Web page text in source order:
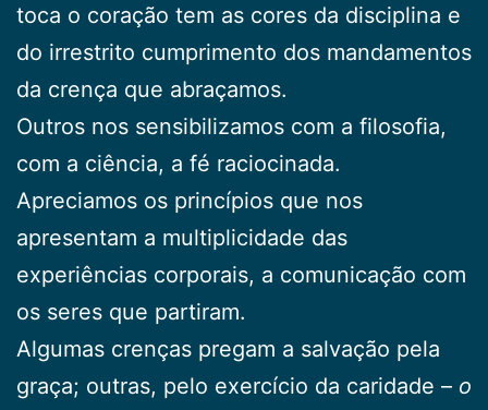
toca o coração tem as cores da disciplina e
do irrestrito cumprimento dos mandamentos
da crença que abraçamos.
Outros nos sensibilizamos com a filosofia,
com a ciência, a fé raciocinada.
Apreciamos os princípios que nos
apresentam a multiplicidade das
experiências corporais, a comunicação com
os seres que partiram.
Algumas crenças pregam a salvação pela
graça; outras, pelo exercício da caridade – o